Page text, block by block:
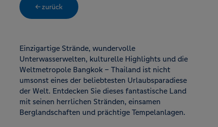
← zurück
Einzigartige Strände, wundervolle
Unterwasserwelten, kulturelle Highlights und die
Weltmetropole Bangkok – Thailand ist nicht
umsonst eines der beliebtesten Urlaubsparadiese
der Welt. Entdecken Sie dieses fantastische Land
mit seinen herrlichen Stränden, einsamen
Berglandschaften und prächtige Tempelanlagen.